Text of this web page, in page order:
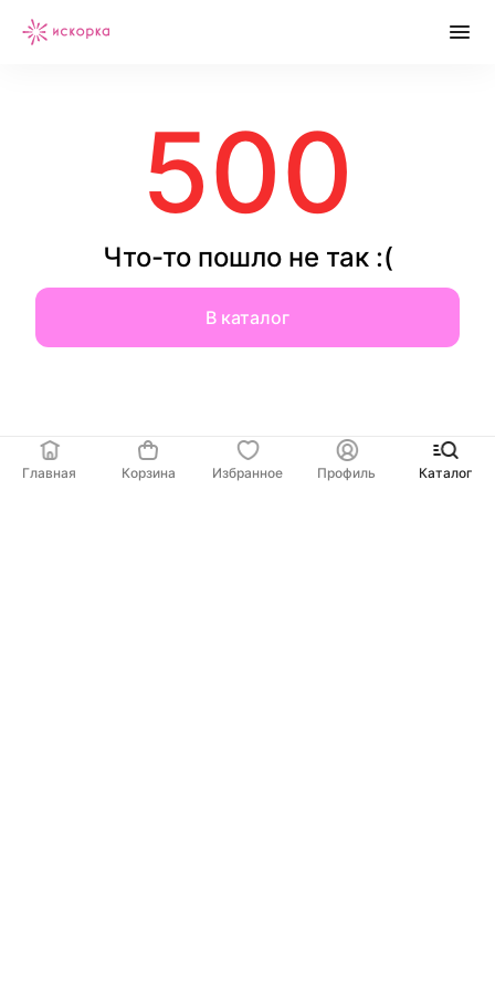
500
Что-то пошло не так :(
В каталог
Главная Корзина Избранное Профиль Каталог